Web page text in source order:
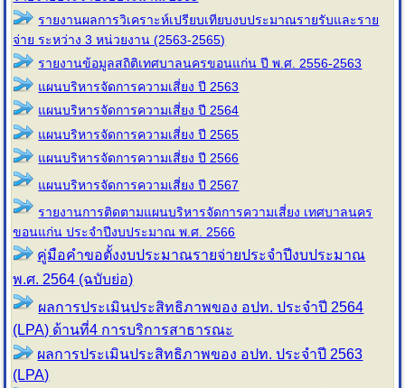
รายงานผลการวิเคราะห์เปรียบเทียบงบประมาณรายรับและราย
จ่าย ระหว่าง 3 หน่วยงาน (2563-2565)
รายงานข้อมูลสถิติเทศบาลนครขอนแก่น ปี พ.ศ. 2556-2563
แผนบริหารจัดการความเสี่ยง ปี 2563
แผนบริหารจัดการความเสี่ยง ปี 2564
แผนบริหารจัดการความเสี่ยง ปี 2565
แผนบริหารจัดการความเสี่ยง ปี 2566
แผนบริหารจัดการความเสี่ยง ปี 2567
รายงานการติดตามแผนบริหารจัดการความเสี่ยง เทศบาลนคร
ขอนแก่น ประจำปีงบประมาณ พ.ศ. 2566
คู่มือคำขอตั้งงบประมาณรายจ่ายประจำปีงบประมาณ
พ.ศ. 2564 (ฉบับย่อ)
ผลการประเมินประสิทธิภาพของ อปท. ประจำปี 2564
(LPA) ด้านที่4 การบริการสาธารณะ
ผลการประเมินประสิทธิภาพของ อปท. ประจำปี 2563
(LPA)